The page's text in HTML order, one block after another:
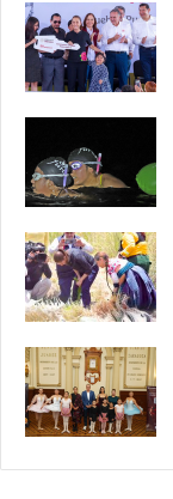
u
e
o
o
c
n
o